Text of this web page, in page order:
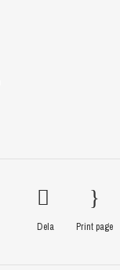
Dela Print page